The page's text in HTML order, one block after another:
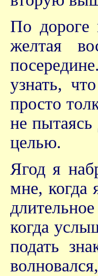
По дороге
желтая
узнать,
просто
не
целью.
Ягод я
мне, когда
когда
подать